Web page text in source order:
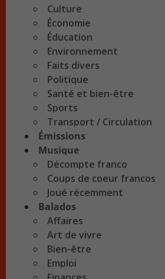
Culture
Économie
Éducation
Environnement
Faits divers
Politique
Santé et bien-être
Sports
Transport / Circulation
Émissions
Musique
Décompte franco
Coups de coeur francos
Joué récemment
Balados
Affaires
Art de vivre
Bien-être
Emploi